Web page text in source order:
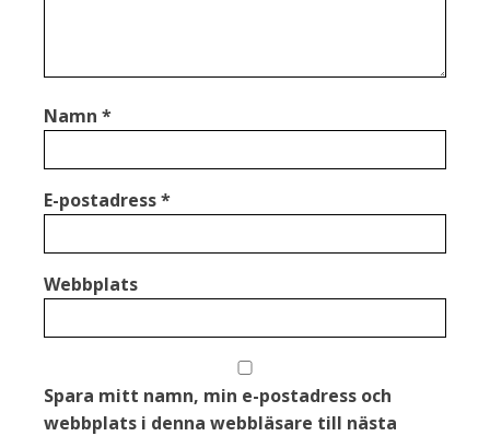
Namn *
E-postadress*
Webbplats
Spara mitt namn, min e-postadress och
webbplats i denna webbläsare till nästa